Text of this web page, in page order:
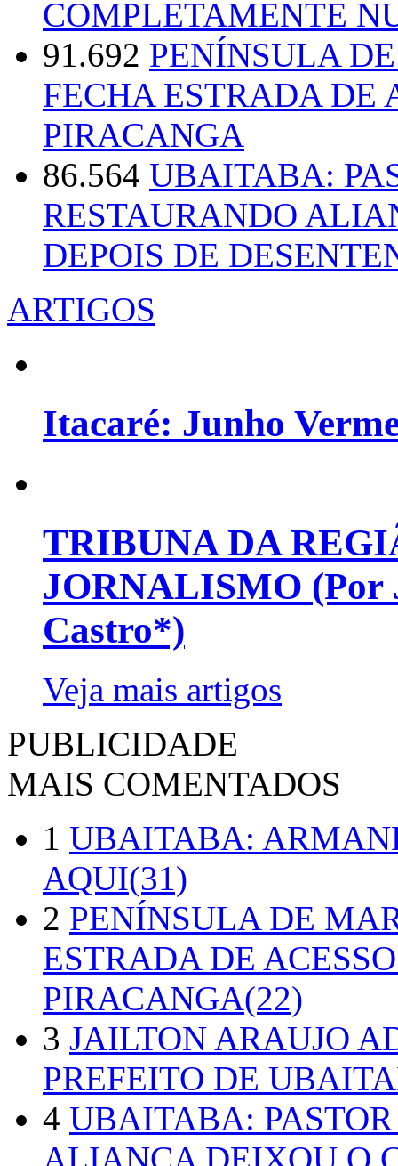
COMPLETAMENTE
91.692 PENÍNSULA
FECHA ESTRADA DE
PIRACANGA
86.564 UBAITABA:
RESTAURANDO
DEPOIS DE
ARTIGOS
Itacaré: Junho
TRIBUNA DA
JORNALISMO (Por
Castro*)
Veja mais artigos
PUBLICIDADE
MAIS COMENTADOS
1 UBAITABA:
AQUI(31)
2 PENÍNSULA DE
ESTRADA DE
PIRACANGA(22)
3 JAILTON ARAUJO
PREFEITO DE
4 UBAITABA: